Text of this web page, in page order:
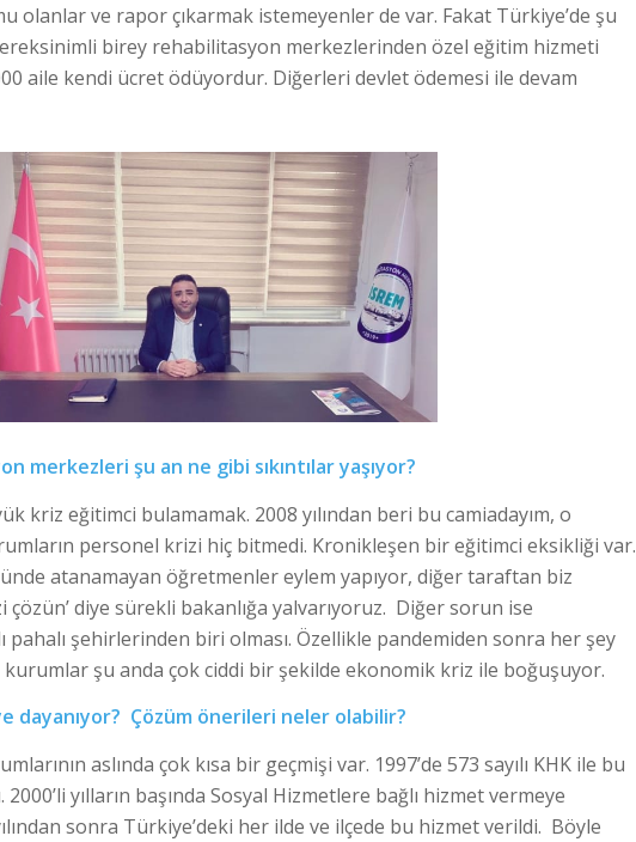
olanlar ve rapor çıkarmak istemeyenler de var. Fakat Türkiye’de şu
birey rehabilitasyon merkezlerinden özel eğitim hizmeti
aile kendi ücret ödüyordur. Diğerleri devlet ödemesi ile devam
merkezleri şu an ne gibi sıkıntılar yaşıyor?
kriz eğitimci bulamamak. 2008 yılından beri bu camiadayım, o
personel krizi hiç bitmedi. Kronikleşen bir eğitimci eksikliği var.
atanamayan öğretmenler eylem yapıyor, diğer taraftan biz
çözün’ diye sürekli bakanlığa yalvarıyoruz. Diğer sorun ise
pahalı şehirlerinden biri olması. Özellikle pandemiden sonra her şey
kurumlar şu anda çok ciddi bir şekilde ekonomik kriz ile boğuşuyor.
dayanıyor? Çözüm önerileri neler olabilir?
aslında çok kısa bir geçmişi var. 1997’de 573 sayılı KHK ile bu
yılların başında Sosyal Hizmetlere bağlı hizmet vermeye
sonra Türkiye’deki her ilde ve ilçede bu hizmet verildi. Böyle